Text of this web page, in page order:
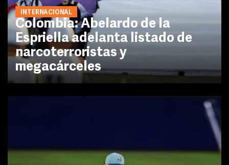
INTERNACIONAL
Colombia: Abelardo de la
Espriella adelanta listado de
narcoterroristas y
megacárceles